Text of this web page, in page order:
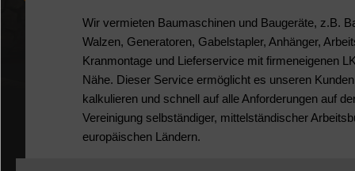
Wir vermieten Baumaschinen und Baugeräte, z.B.
Walzen, Generatoren, Gabelstapler, Anhänger,
Kranmontage und Lieferservice mit firmeneigenen
Nähe. Dieser Service ermöglicht es unseren
kalkulieren und schnell auf alle Anforderungen auf
Vereinigung selbständiger, mittelständischer
europäischen Ländern.